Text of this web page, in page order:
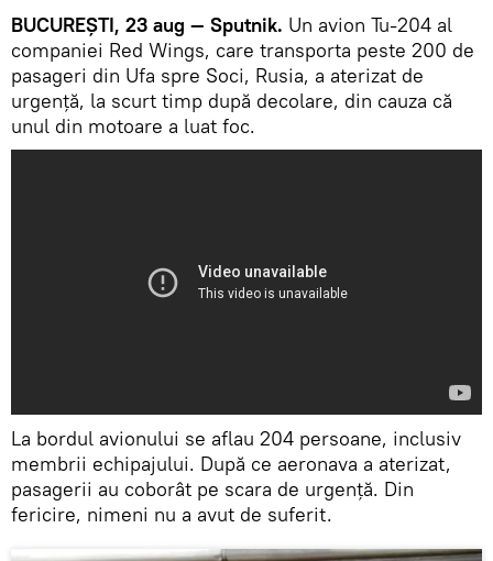
BUCUREȘTI, 23 aug — Sputnik. Un avion Tu-204 al
companiei Red Wings, care transporta peste 200 de
pasageri din Ufa spre Soci, Rusia, a aterizat de
urgenţă, la scurt timp după decolare, din cauza că
unul din motoare a luat foc.
La bordul avionului se aflau 204 persoane, inclusiv
membrii echipajului. După ce aeronava a aterizat,
pasagerii au coborât pe scara de urgență. Din
fericire, nimeni nu a avut de suferit.